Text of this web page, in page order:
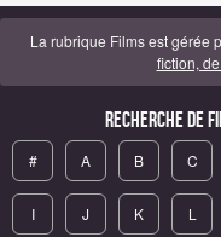
La rubrique Films est gérée
fiction,
Recherche de
# A B C
I J K L